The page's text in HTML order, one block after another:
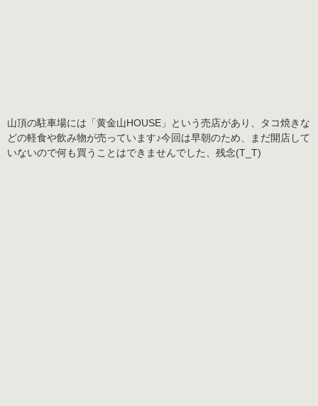
山頂の駐車場には「黄金山HOUSE」という売店があり、タコ焼きな
どの軽食や飲み物が売っています♪今回は早朝のため、まだ開店して
いないので何も買うことはできませんでした、残念(T_T)